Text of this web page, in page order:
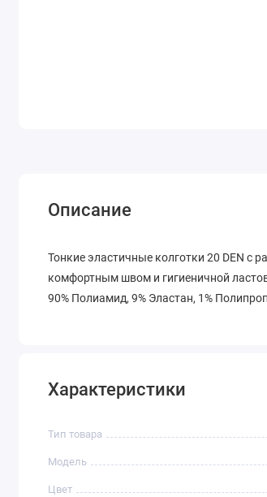
Описание
Тонкие эластичные колготки 20 DEN
комфортным швом и гигиеничной
90% Полиамид, 9% Эластан, 1%
Характеристики
Тип товара
Модель
Цвет